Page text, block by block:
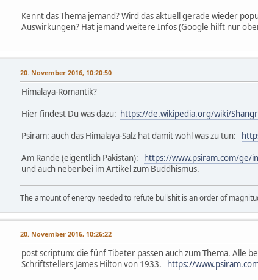
Kennt das Thema jemand? Wird das aktuell gerade wieder
Auswirkungen? Hat jemand weitere Infos (Google hilft nur
20. November 2016, 10:20:50
Himalaya-Romantik?
Hier findest Du was dazu: https://de.wikipedia.org/wiki/
Psiram: auch das Himalaya-Salz hat damit wohl was zu tun:
Am Rande (eigentlich Pakistan): https://www.psiram.com/ge/
und auch nebenbei im Artikel zum Buddhismus.
The amount of energy needed to refute bullshit is an order of
20. November 2016, 10:26:22
post scriptum: die fünf Tibeter passen auch zum Thema. Alle
Schriftstellers James Hilton von 1933. https://